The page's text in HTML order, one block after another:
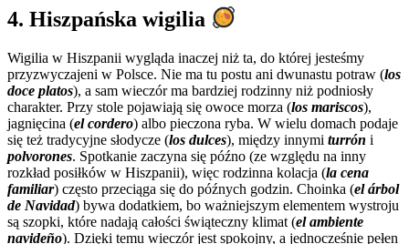
4. Hiszpańska wigilia
Wigilia w Hiszpanii wygląda inaczej niż ta, do której jesteśmy
przyzwyczajeni w Polsce. Nie ma tu postu ani dwunastu potraw (los
doce platos), a sam wieczór ma bardziej rodzinny niż podniosły
charakter. Przy stole pojawiają się owoce morza (los mariscos),
jagnięcina (el cordero) albo pieczona ryba. W wielu domach podaje
się też tradycyjne słodycze (los dulces), między innymi turrón i
polvorones. Spotkanie zaczyna się późno (ze względu na inny
rozkład posiłków w Hiszpanii), więc rodzinna kolacja (la cena
familiar) często przeciąga się do późnych godzin. Choinka (el árbol
de Navidad) bywa dodatkiem, bo ważniejszym elementem wystroju
są szopki, które nadają całości świąteczny klimat (el ambiente
navideño). Dzięki temu wieczór jest spokojny, a jednocześnie pełen